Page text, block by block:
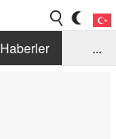
Haberler
...